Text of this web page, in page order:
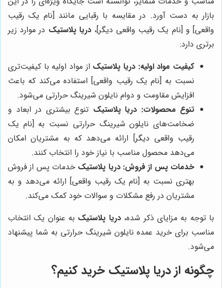
بازار به دست آورد. در مقایسه با رقبایی مانند [نام یک رقیب
واقعی] و [نام یک رقیب واقعی دیگر]،دریا پلاستیک در موارد زیر
برتری دارد:
کیفیت مواد اولیه: دریا پلاستیک از مواد اولیه با کیفیت‌تری
نسبت به [نام یک رقیب واقعی] استفاده می‌کند که باعث
افزایش مقاومت و دوام نایلون شیرینگ حرارتی می‌شود.
تنوع محصولات: دریا پلاستیک تنوع بیشتری در ابعاد و
ضخامت‌های نایلون شیرینگ حرارتی نسبت به [نام یک
رقیب واقعی دیگر] ارائه می‌دهد که به مشتریان امکان
می‌دهد محصول مناسب با نیاز خود را انتخاب کنند.
خدمات پس از فروش: دریا پلاستیک خدمات پس از فروش
بهتری نسبت به [نام یک رقیب واقعی] ارائه می‌دهد و به
مشتریان در رفع مشکلات و سوالات خود کمک می‌کند.
با توجه به مزایای ذکر شده،دریا پلاستیک به عنوان یک انتخاب
مناسب برای خرید عمده نایلون شیرینگ حرارتی به شما پیشنهاد
می‌شود.
چگونه از دریا پلاستیک خرید کنیم؟